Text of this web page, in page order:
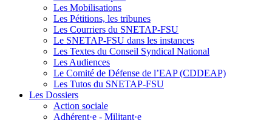
Les Mobilisations
Les Pétitions, les tribunes
Les Courriers du SNETAP-FSU
Le SNETAP-FSU dans les instances
Les Textes du Conseil Syndical National
Les Audiences
Le Comité de Défense de l’EAP (CDDEAP)
Les Tutos du SNETAP-FSU
Les Dossiers
Action sociale
Adhérent·e - Militant·e